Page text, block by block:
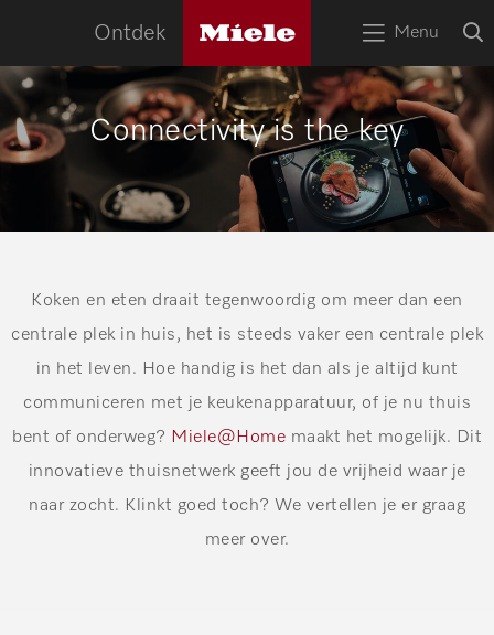
Menu
Open
het
menu
Ontdek
logo
HOME
APPARATEN
RECEPTEN
TIPS
WOONINSPIRATIE
SERVICE
Zoek
Zoek Connectivity is the key
Koken en eten draait tegenwoordig om meer dan een
centrale plek in huis, het is steeds vaker een centrale plek
in het leven. Hoe handig is het dan als je altijd kunt
communiceren met je keukenapparatuur, of je nu thuis
bent of onderweg? Miele@Home maakt het mogelijk. Dit
innovatieve thuisnetwerk geeft jou de vrijheid waar je
naar zocht. Klinkt goed toch? We vertellen je er graag
meer over.